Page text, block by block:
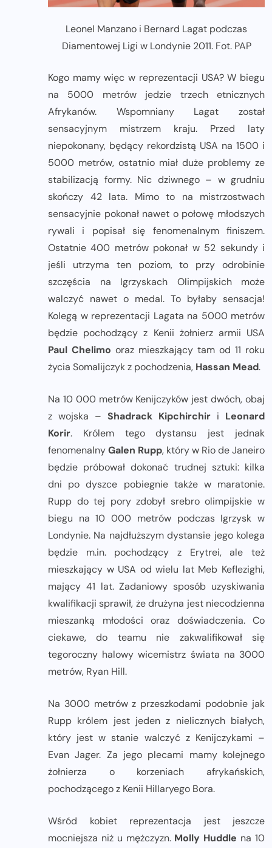
Leonel Manzano i Bernard Lagat podczas
Diamentowej Ligi w Londynie 2011. Fot. PAP
Kogo mamy więc w reprezentacji USA? W biegu
na 5000 metrów jedzie trzech etnicznych
Afrykanów. Wspomniany Lagat został
sensacyjnym mistrzem kraju. Przed laty
niepokonany, będący rekordzistą USA na 1500 i
5000 metrów, ostatnio miał duże problemy ze
stabilizacją formy. Nic dziwnego – w grudniu
skończy 42 lata. Mimo to na mistrzostwach
sensacyjnie pokonał nawet o połowę młodszych
rywali i popisał się fenomenalnym finiszem.
Ostatnie 400 metrów pokonał w 52 sekundy i
jeśli utrzyma ten poziom, to przy odrobinie
szczęścia na Igrzyskach Olimpijskich może
walczyć nawet o medal. To byłaby sensacja!
Kolegą w reprezentacji Lagata na 5000 metrów
będzie pochodzący z Kenii żołnierz armii USA
Paul Chelimo oraz mieszkający tam od 11 roku
życia Somalijczyk z pochodzenia, Hassan Mead.
Na 10 000 metrów Kenijczyków jest dwóch, obaj
z wojska – Shadrack Kipchirchir i Leonard
Korir. Królem tego dystansu jest jednak
fenomenalnyGalen Rupp, który w Rio de Janeiro
będzie próbował dokonać trudnej sztuki: kilka
dni po dyszce pobiegnie także w maratonie.
Rupp do tej pory zdobył srebro olimpijskie w
biegu na 10 000 metrów podczas Igrzysk w
Londynie. Na najdłuższym dystansie jego kolega
będzie m.in. pochodzący z Erytrei, ale też
mieszkający w USA od wielu lat Meb Keflezighi,
mający 41 lat. Zadaniowy sposób uzyskiwania
kwalifikacji sprawił, że drużyna jest niecodzienna
mieszanką młodości oraz doświadczenia. Co
ciekawe, do teamu nie zakwalifikował się
tegoroczny halowy wicemistrz świata na 3000
metrów, Ryan Hill.
Na 3000 metrów z przeszkodami podobnie jak
Rupp królem jest jeden z nielicznych białych,
który jest w stanie walczyć z Kenijczykami –
Evan Jager. Za jego plecami mamy kolejnego
żołnierza o korzeniach afrykańskich,
pochodzącego z Kenii Hillaryego Bora.
Wśród kobiet reprezentacja jest jeszcze
mocniejsza niż u mężczyzn. Molly Huddle na 10